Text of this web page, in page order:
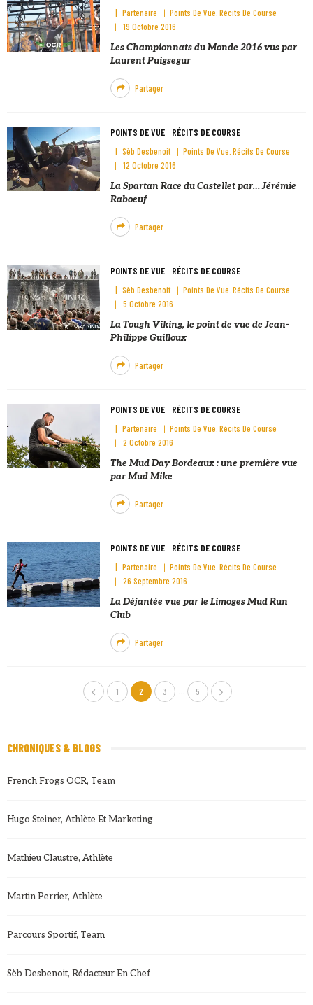
Partenaire Points De Vue Récits De Course
19 Octobre 2016
Les Championnats du Monde 2016 vus par
Laurent Puigsegur
Partager
POINTS DE VUE RÉCITS DE COURSE
Sèb Desbenoit Points De Vue Récits De Course
12 Octobre 2016
La Spartan Race du Castellet par… Jérémie
Raboeuf
Partager
POINTS DE VUE RÉCITS DE COURSE
Sèb Desbenoit Points De Vue Récits De Course
5 Octobre 2016
La Tough Viking, le point de vue de Jean-
Philippe Guilloux
Partager
POINTS DE VUE RÉCITS DE COURSE
Partenaire Points De Vue Récits De Course
2 Octobre 2016
The Mud Day Bordeaux : une première vue
par Mud Mike
Partager
POINTS DE VUE RÉCITS DE COURSE
Partenaire Points De Vue Récits De Course
26 Septembre 2016
La Déjantée vue par le Limoges Mud Run
Club
Partager
1 2 3 5
CHRONIQUES & BLOGS
French Frogs OCR, Team
Hugo Steiner, Athlète Et Marketing
Mathieu Claustre, Athlète
Martin Perrier, Athlète
Parcours Sportif, Team
Sèb Desbenoit, Rédacteur En Chef